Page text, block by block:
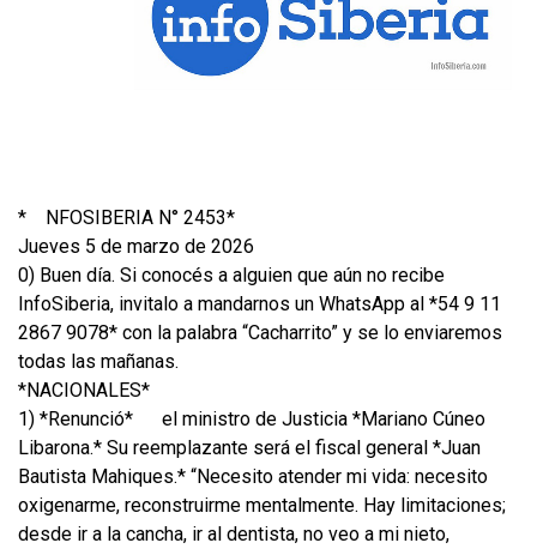
*
NFOSIBERIA N° 2453*
Jueves 5 de marzo de 2026
0) Buen día. Si conocés a alguien que aún no recibe
InfoSiberia, invitalo a mandarnos un WhatsApp al *54 9 11
2867 9078* con la palabra “Cacharrito” y se lo enviaremos
todas las mañanas.
*NACIONALES*
1) *Renunció*
el ministro de Justicia *Mariano Cúneo
Libarona.* Su reemplazante será el fiscal general *Juan
Bautista Mahiques.* “Necesito atender mi vida: necesito
oxigenarme, reconstruirme mentalmente. Hay limitaciones;
desde ir a la cancha, ir al dentista, no veo a mi nieto,